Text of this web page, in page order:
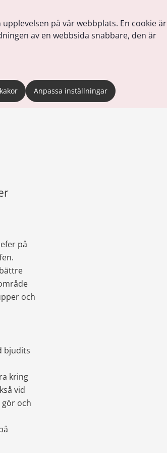
på vår webbplats. En cookie är
av en webbsida snabbare, den är
Anpassa inställningar
på
och
bjudits
kring
vid
och